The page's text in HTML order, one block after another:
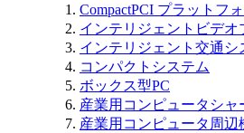
CompactPCI プラットフ
インテリジェントビデオ
インテリジェント交通シ
コンパクトシステム
ボックス型PC
産業用コンピュータシャ
産業用コンピュータ周辺